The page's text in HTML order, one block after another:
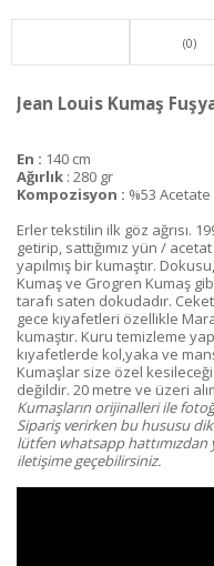
(0)
Jean Louis Kumaş
En : 140 cm
Ağırlık : 280 gr
Kompozisyon : %53
Erler tekstilin ilk göz ağrısı.
getirip, sattığımız yün /
yapılmış bir kumaştır.
Kumaş ve Grogren Kumaş
tarafı saten dokudadır.
gece kıyafetleri özellikle
kumaştır. Kuru temizleme
kıyafetlerde kol,yaka ve
Kumaşlar size özel
değildir. 20 metre ve üzeri
Kumaşların orijinalleri ile
Sipariş verirken bu hususu
lütfen whatsapp hattımızdan
iletişime geçebilirsiniz.